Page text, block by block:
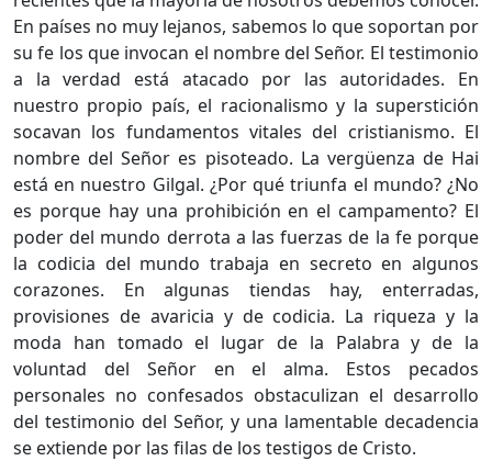
En países no muy lejanos, sabemos lo que soportan por
su fe los que invocan el nombre del Señor. El testimonio
a la verdad está atacado por las autoridades. En
nuestro propio país, el racionalismo y la superstición
socavan los fundamentos vitales del cristianismo. El
nombre del Señor es pisoteado. La vergüenza de Hai
está en nuestro Gilgal. ¿Por qué triunfa el mundo? ¿No
es porque hay una prohibición en el campamento? El
poder del mundo derrota a las fuerzas de la fe porque
la codicia del mundo trabaja en secreto en algunos
corazones. En algunas tiendas hay, enterradas,
provisiones de avaricia y de codicia. La riqueza y la
moda han tomado el lugar de la Palabra y de la
voluntad del Señor en el alma. Estos pecados
personales no confesados obstaculizan el desarrollo
del testimonio del Señor, y una lamentable decadencia
se extiende por las filas de los testigos de Cristo.